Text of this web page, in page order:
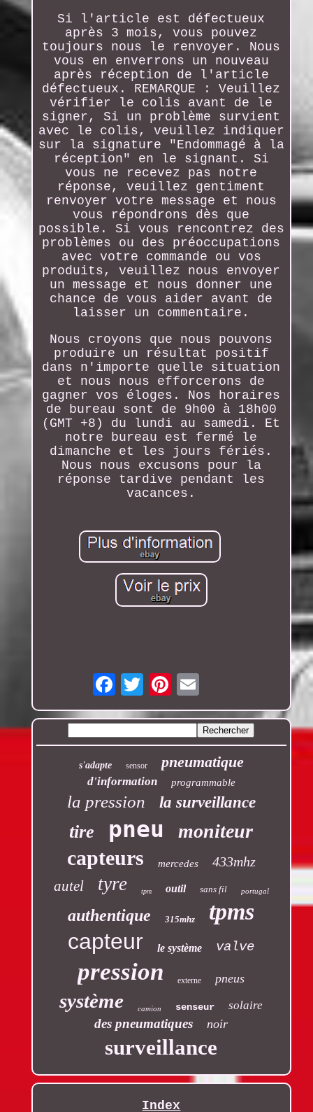
Si l'article est défectueux
après 3 mois, vous pouvez
toujours nous le renvoyer. Nous
vous en enverrons un nouveau
après réception de l'article
défectueux. REMARQUE : Veuillez
vérifier le colis avant de le
signer, Si un problème survient
avec le colis, veuillez indiquer
sur la signature "Endommagé à la
réception" en le signant. Si
vous ne recevez pas notre
réponse, veuillez gentiment
renvoyer votre message et nous
vous répondrons dès que
possible. Si vous rencontrez des
problèmes ou des préoccupations
avec votre commande ou vos
produits, veuillez nous envoyer
un message et nous donner une
chance de vous aider avant de
laisser un commentaire.
Nous croyons que nous pouvons
produire un résultat positif
dans n'importe quelle situation
et nous nous efforcerons de
gagner vos éloges. Nos horaires
de bureau sont de 9h00 à 18h00
(GMT +8) du lundi au samedi. Et
notre bureau est fermé le
dimanche et les jours fériés.
Nous nous excusons pour la
réponse tardive pendant les
vacances.
Email
s'adapte sensor pneumatique
d'information programmable
la pression la surveillance
tire pneu moniteur
capteurs mercedes 433mhz
autel tyre tpm outil sans fil portugal
authentique 315mhz tpms
capteur le système valve
pression externe pneus
système camion senseur solaire
des pneumatiques noir
surveillance
Index